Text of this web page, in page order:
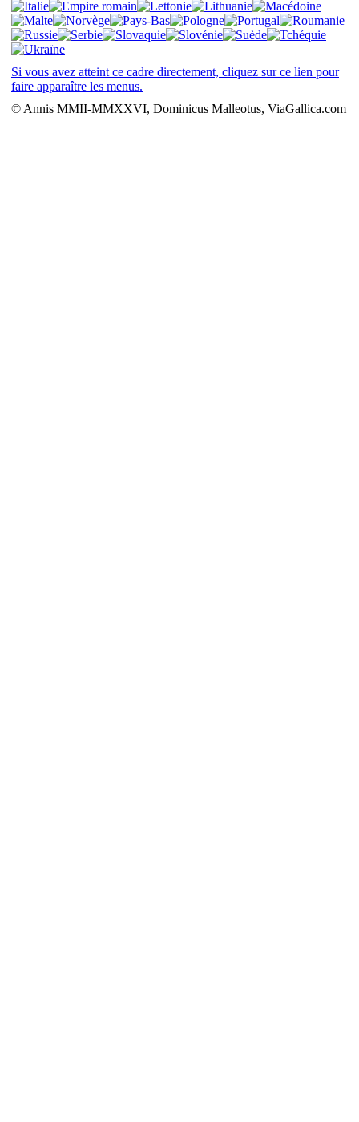
Si vous avez atteint ce cadre directement, cliquez sur ce lien pour
faire apparaître les menus.
© Annis MMII-MMXXVI, Dominicus Malleotus, ViaGallica.com